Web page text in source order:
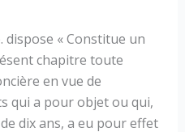
dispose « Constitue un
chapitre toute
en vue de
qui a pour objet ou qui,
dix ans, a eu pour effet